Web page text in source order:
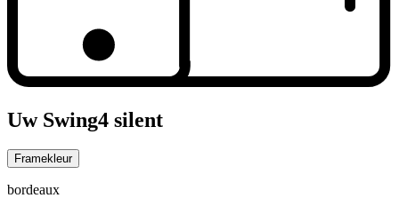
Uw Swing4 silent
Framekleur
bordeaux